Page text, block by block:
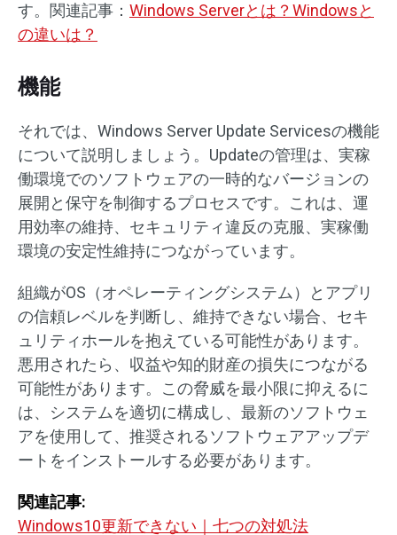
す。関連記事： Windows Serverとは？Windowsと
の違いは？
機能
それでは、Windows Server Update Servicesの機能
について説明しましょう。Updateの管理は、実稼
働環境でのソフトウェアの一時的なバージョンの
展開と保守を制御するプロセスです。これは、運
用効率の維持、セキュリティ違反の克服、実稼働
環境の安定性維持につながっています。
組織がOS（オペレーティングシステム）とアプリ
の信頼レベルを判断し、維持できない場合、セキ
ュリティホールを抱えている可能性があります。
悪用されたら、収益や知的財産の損失につながる
可能性があります。この脅威を最小限に抑えるに
は、システムを適切に構成し、最新のソフトウェ
アを使用して、推奨されるソフトウェアアップデ
ートをインストールする必要があります。
関連記事:
Windows10更新できない｜七つの対処法